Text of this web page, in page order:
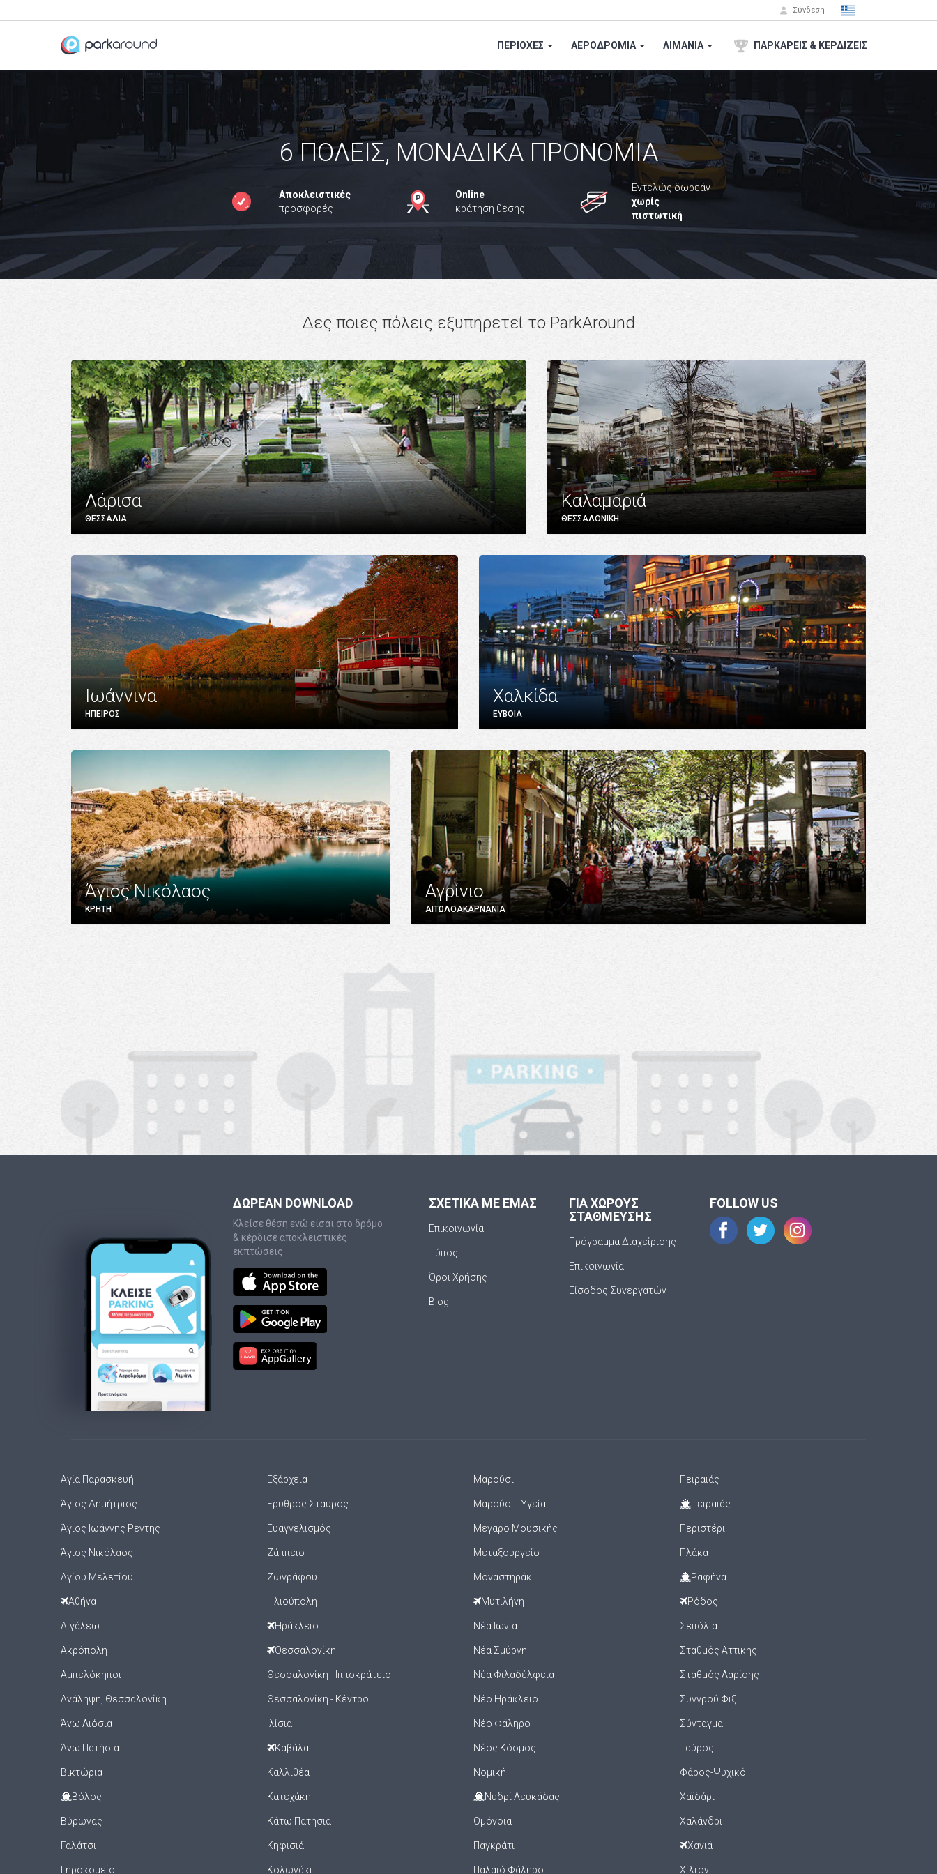
Σύνδεση
ΠΕΡΙΟΧΕΣ ΑΕΡΟΔΡΟΜΙA ΛΙΜΑΝΙΑ ΠΑΡΚΑΡΕΙΣ & ΚΕΡΔΙΖΕΙΣ
6 ΠΟΛΕΙΣ, ΜΟΝΑΔΙΚΑ ΠΡΟΝΟΜΙΑ
Αποκλειστικές
προσφορές
Online
κράτηση θέσης
Εντελώς δωρεάν
χωρίς
πιστωτική
Δες ποιες πόλεις εξυπηρετεί το ParkAround
Λάρισα
ΘΕΣΣΑΛΙΑ
Καλαμαριά
ΘΕΣΣΑΛΟΝΙΚΗ
Ιωάννινα
ΗΠΕΙΡΟΣ
Χαλκίδα
ΕΥΒΟΙΑ
Άγιος Νικόλαος
ΚΡΗΤΗ
Αγρίνιο
ΑΙΤΩΛΟΑΚΑΡΝΑΝΙΑ
ΔΩΡΕΑΝ DOWNLOAD
Κλείσε θέση ενώ είσαι στο δρόμο
& κέρδισε αποκλειστικές
εκπτώσεις
ΣΧΕΤΙΚΑ ΜΕ ΕΜΑΣ
Επικοινωνία
Τύπος
Όροι Χρήσης
Blog
ΓΙΑ ΧΩΡΟΥΣ
ΣΤΑΘΜΕΥΣΗΣ
Πρόγραμμα Διαχείρισης
Επικοινωνία
Είσοδος Συνεργατών
FOLLOW US
Αγία Παρασκευή
Άγιος Δημήτριος
Άγιος Ιωάννης Ρέντης
Άγιος Νικόλαος
Αγίου Μελετίου
Αθήνα
Αιγάλεω
Ακρόπολη
Αμπελόκηποι
Ανάληψη, Θεσσαλονίκη
Άνω Λιόσια
Άνω Πατήσια
Βικτώρια
Βόλος
Βύρωνας
Γαλάτσι
Γηροκομείο
Εξάρχεια
Ερυθρός Σταυρός
Ευαγγελισμός
Ζάππειο
Ζωγράφου
Ηλιούπολη
Ηράκλειο
Θεσσαλονίκη
Θεσσαλονίκη - Ιπποκράτειο
Θεσσαλονίκη - Κέντρο
Ιλίσια
Καβάλα
Καλλιθέα
Κατεχάκη
Κάτω Πατήσια
Κηφισιά
Κολωνάκι
Μαρούσι
Μαρούσι - Υγεία
Μέγαρο Μουσικής
Μεταξουργείο
Μοναστηράκι
Μυτιλήνη
Νέα Ιωνία
Νέα Σμύρνη
Νέα Φιλαδέλφεια
Νέο Ηράκλειο
Νέο Φάληρο
Νέος Κόσμος
Νομική
Νυδρί Λευκάδας
Ομόνοια
Παγκράτι
Παλαιό Φάληρο
Πειραιάς
Πειραιάς
Περιστέρι
Πλάκα
Ραφήνα
Ρόδος
Σεπόλια
Σταθμός Αττικής
Σταθμός Λαρίσης
Συγγρού Φιξ
Σύνταγμα
Ταύρος
Φάρος-Ψυχικό
Χαϊδάρι
Χαλάνδρι
Χανιά
Χίλτον